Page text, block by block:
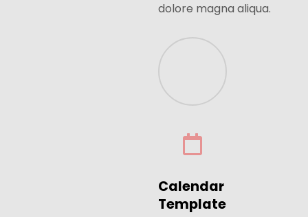
dolore magna aliqua.
Calendar
Template